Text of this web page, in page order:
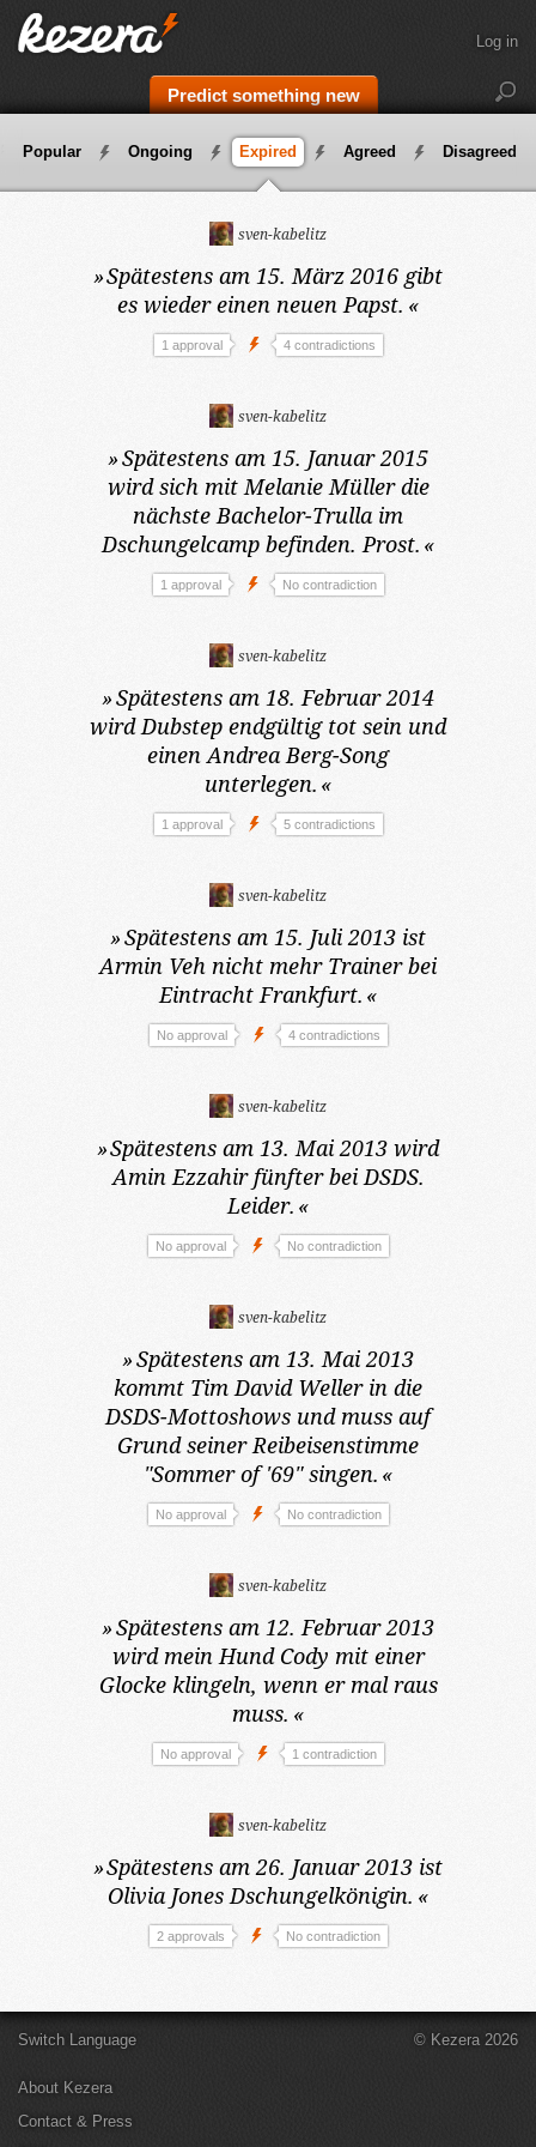
Predict something new
Log in
Popular Ongoing Expired Agreed Disagreed
sven-kabelitz
»Spätestens am 15. März 2016 gibt
es wieder einen neuen Papst. «
1 approval 4 contradictions
sven-kabelitz
»Spätestens am 15. Januar 2015
wird sich mit Melanie Müller die
nächste Bachelor-Trulla im
Dschungelcamp befinden. Prost. «
1 approval No contradiction
sven-kabelitz
»Spätestens am 18. Februar 2014
wird Dubstep endgültig tot sein und
einen Andrea Berg-Song
unterlegen. «
1 approval 5 contradictions
sven-kabelitz
»Spätestens am 15. Juli 2013 ist
Armin Veh nicht mehr Trainer bei
Eintracht Frankfurt. «
No approval 4 contradictions
sven-kabelitz
»Spätestens am 13. Mai 2013 wird
Amin Ezzahir fünfter bei DSDS.
Leider. «
No approval No contradiction
sven-kabelitz
»Spätestens am 13. Mai 2013
kommt Tim David Weller in die
DSDS-Mottoshows und muss auf
Grund seiner Reibeisenstimme
"Sommer of '69" singen. «
No approval No contradiction
sven-kabelitz
»Spätestens am 12. Februar 2013
wird mein Hund Cody mit einer
Glocke klingeln, wenn er mal raus
muss. «
No approval 1 contradiction
sven-kabelitz
»Spätestens am 26. Januar 2013 ist
Olivia Jones Dschungelkönigin. «
2 approvals No contradiction
Switch Language
About Kezera
Contact & Press
© Kezera 2026